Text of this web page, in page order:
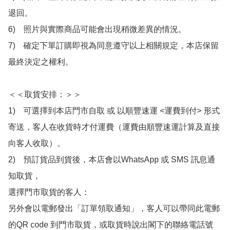
退回。
6)　照片與實際商品可能會出現稍微差異的情況。
7)　確定下單訂購即視為同意遵守以上相關規定，本店保留
最終決定之權利。
＜＜取貨安排：＞＞
1)　可選擇到本店門市自取 或 以順豐速運 <運費到付> 形式
寄送，客人在收貨時才付運費（運費由順豐速運計算及直接
向客人收取）。
2)　預訂貨品到貨後，本店會以WhatsApp 或 SMS 訊息通
知取貨，
選擇門市取貨的客人：
另外會以電郵發出「訂單領取通知」，客人可以帶同此電郵
的QR code 到門市取貨，或取貨時說出閣下的聯絡電話號